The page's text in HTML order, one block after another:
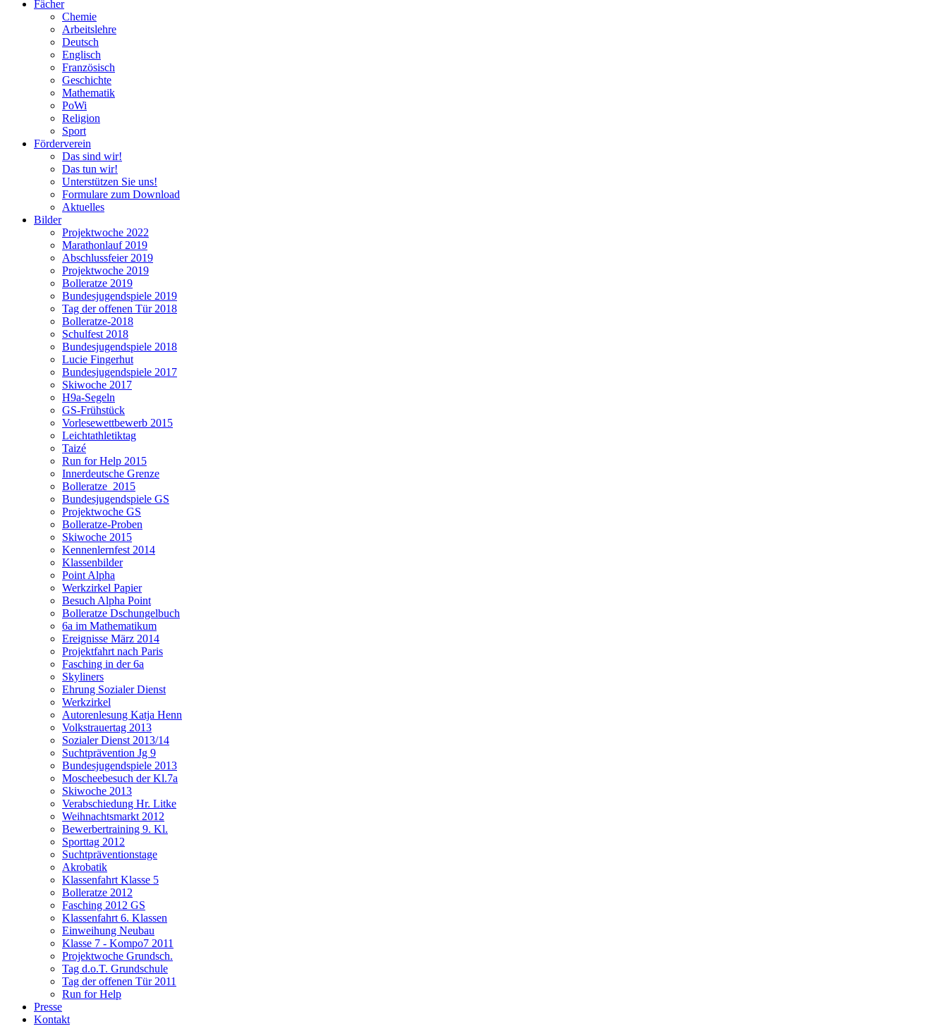
Fächer
Chemie
Arbeitslehre
Deutsch
Englisch
Französisch
Geschichte
Mathematik
PoWi
Religion
Sport
Förderverein
Das sind wir!
Das tun wir!
Unterstützen Sie uns!
Formulare zum Download
Aktuelles
Bilder
Projektwoche 2022
Marathonlauf 2019
Abschlussfeier 2019
Projektwoche 2019
Bolleratze 2019
Bundesjugendspiele 2019
Tag der offenen Tür 2018
Bolleratze-2018
Schulfest 2018
Bundesjugendspiele 2018
Lucie Fingerhut
Bundesjugendspiele 2017
Skiwoche 2017
H9a-Segeln
GS-Frühstück
Vorlesewettbewerb 2015
Leichtathletiktag
Taizé
Run for Help 2015
Innerdeutsche Grenze
Bolleratze_2015
Bundesjugendspiele GS
Projektwoche GS
Bolleratze-Proben
Skiwoche 2015
Kennenlernfest 2014
Klassenbilder
Point Alpha
Werkzirkel Papier
Besuch Alpha Point
Bolleratze Dschungelbuch
6a im Mathematikum
Ereignisse März 2014
Projektfahrt nach Paris
Fasching in der 6a
Skyliners
Ehrung Sozialer Dienst
Werkzirkel
Autorenlesung Katja Henn
Volkstrauertag 2013
Sozialer Dienst 2013/14
Suchtprävention Jg 9
Bundesjugendspiele 2013
Moscheebesuch der Kl.7a
Skiwoche 2013
Verabschiedung Hr. Litke
Weihnachtsmarkt 2012
Bewerbertraining 9. Kl.
Sporttag 2012
Suchtpräventionstage
Akrobatik
Klassenfahrt Klasse 5
Bolleratze 2012
Fasching 2012 GS
Klassenfahrt 6. Klassen
Einweihung Neubau
Klasse 7 - Kompo7 2011
Projektwoche Grundsch.
Tag d.o.T. Grundschule
Tag der offenen Tür 2011
Run for Help
Presse
Kontakt